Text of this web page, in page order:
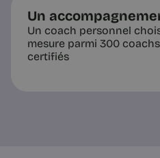
Un
Un coach personnel
mesure parmi 300 coachs
certifiés